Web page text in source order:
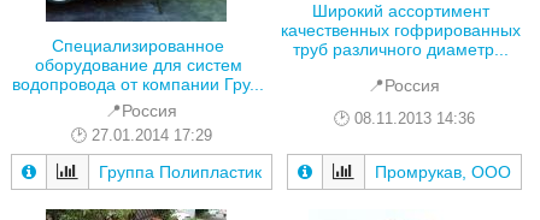
Специализированное
оборудование для систем
водопровода от компании Гру...
📍Россия
27.01.2014 17:29
Группа Полипластик
Широкий ассортимент
качественных гофрированных
труб различного диаметр...
📍Россия
08.11.2013 14:36
Промрукав, ООО